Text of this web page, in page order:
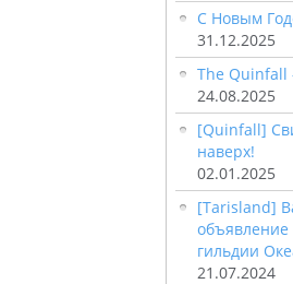
С Новым
31.12.2025
The Quinfall
24.08.2025
[Quinfall]
наверх!
02.01.2025
[Tarisland]
гильдии
21.07.2024